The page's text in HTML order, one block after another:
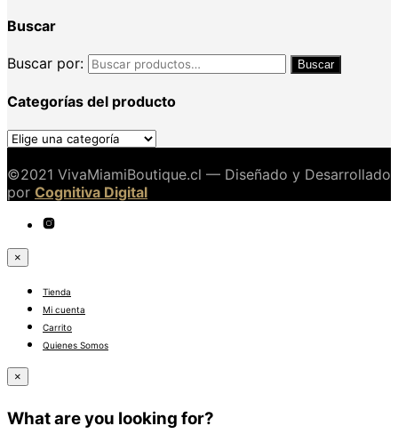
Buscar
Buscar por: Buscar
Categorías del producto
©2021 VivaMiamiBoutique.cl — Diseñado y Desarrollado
por Cognitiva Digital
×
Tienda
Mi cuenta
Carrito
Quienes Somos
×
What are you looking for?